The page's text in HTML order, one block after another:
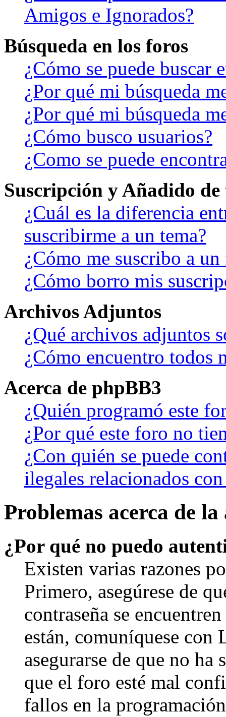
Amigos e Ignorados?
Búsqueda en los foros
¿Cómo se puede buscar
¿Por qué mi búsqueda
¿Por qué mi búsqueda
¿Cómo busco usuarios?
¿Como se puede
Suscripción y Añadido
¿Cuál es la diferencia
suscribirme a un tema?
¿Cómo me suscribo a
¿Cómo borro mis
Archivos Adjuntos
¿Qué archivos adjuntos
¿Cómo encuentro todos
Acerca de phpBB3
¿Quién programó este
¿Por qué este foro no
¿Con quién se puede
ilegales relacionados
Problemas acerca de
¿Por qué no puedo
Existen varias razones
Primero, asegúrese de
contraseña se
están, comuníquese
asegurarse de que no
que el foro esté mal
fallos en la